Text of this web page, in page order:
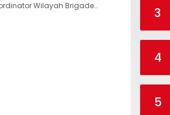
Wilayah Brigade… 3
4
5